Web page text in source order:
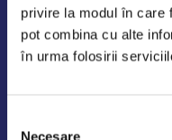
privire la modul în care
pot combina cu alte
în urma folosirii
Necesare
Luni - Vineri: 09:00-
Sambata - Duminica: